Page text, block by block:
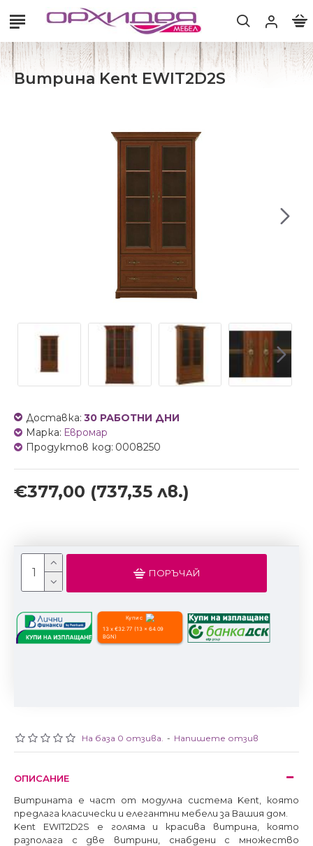
Витрина Kent EWIT2D2S
На база 0 отзива. - Напишете отзив
€377,00 (737,35 лв.)
Доставка: 30 РАБОТНИ ДНИ
Марка: Евромар
Продуктов код: 0008250
ПОРЪЧАЙ
Купи с
13 x €32.77 (13 x 64.09
BGN)
ОПИСАНИЕ
Витрината е част от модулна система Kent, която
предлага класически и елегантни мебели за Вашия дом.
Kent EWIT2D2S е голяма и красива витрина, която
разполага с две витрини, снабдени с множество